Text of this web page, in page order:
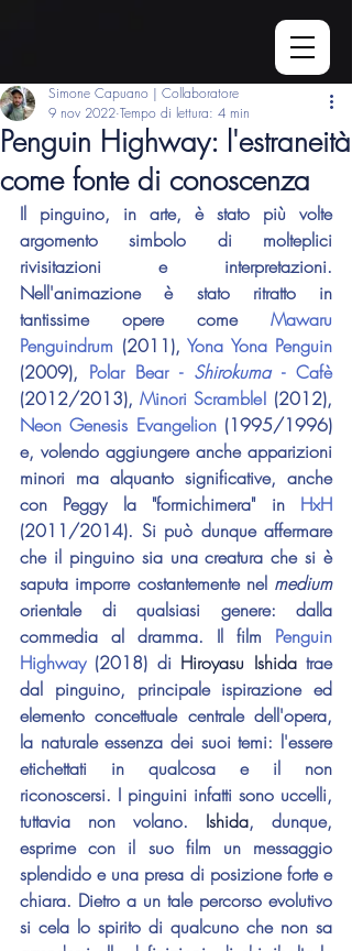
Penguin Highway: l'estraneità
come fonte di conoscenza
Simone Capuano | Collaboratore
9 nov 2022 Tempo di lettura: 4 min
Il pinguino, in arte, è stato più volte
argomento simbolo di molteplici
rivisitazioni e interpretazioni.
Nell'animazione è stato ritratto in
tantissime opere come Mawaru
Penguindrum (2011), Yona Yona Penguin
(2009), Polar Bear - Shirokuma - Cafè
(2012/2013), Minori Scramble!
Neon Genesis Evangelion (1995/1996)
e, volendo aggiungere anche apparizioni
minori ma alquanto significative, anche
con Peggy la "formichimera" in HxH
(2011/2014). Si può dunque affermare
che il pinguino sia una creatura che si è
saputa imporre costantemente nel medium
orientale di qualsiasi genere: dalla
commedia al dramma. Il film Penguin
Highway (2018) di Hiroyasu Ishida trae
dal pinguino, principale ispirazione ed
elemento concettuale centrale dell'opera,
la naturale essenza dei suoi temi: l'essere
etichettati in qualcosa e il non
riconoscersi. I pinguini infatti sono uccelli,
tuttavia non volano. Ishida, dunque,
esprime con il suo film un messaggio
splendido e una presa di posizione forte e
chiara. Dietro a un tale percorso evolutivo
si cela lo spirito di qualcuno che non sa